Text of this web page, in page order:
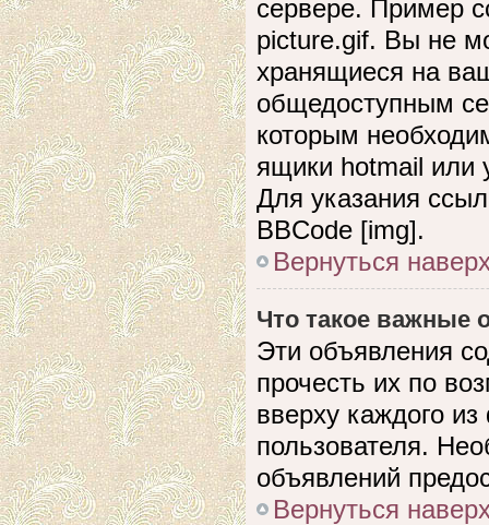
сервере. Пример
picture.gif. Вы не
хранящиеся на
общедоступным
которым
ящики hotmail или
Для указания
BBCode [img].
Вернуться
Что такое важные
Эти объявления
прочесть их по
вверху каждого
пользователя.
объявлений
Вернуться